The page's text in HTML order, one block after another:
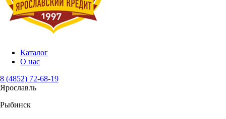
Каталог
О нас
8 (4852) 72-68-19
Ярославль
Рыбинск